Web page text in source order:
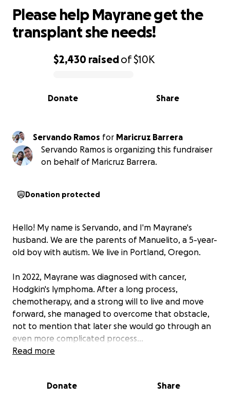
0% complete
$2,430 raisedof$10K
Share
Donate
Please help Mayrane get the
transplant she needs!
Servando Ramos for Maricruz Barrera
Servando Ramos is organizing this fundraiser
on behalf of Maricruz Barrera.
Donation protected
Hello! My name is Servando, and I'm Mayrane's
husband. We are the parents of Manuelito, a 5-year-
old boy with autism. We live in Portland, Oregon.
In 2022, Mayrane was diagnosed with cancer,
Hodgkin's lymphoma. After a long process,
chemotherapy, and a strong will to live and move
forward, she managed to overcome that obstacle,
not to mention that later she would go through an
even more complicated process...
medical treatment. She was short of breath and her
Read more
Donate Share